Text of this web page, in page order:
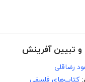
تبیین آفرینش
رضاقلی
کتاب‌های فلسفی